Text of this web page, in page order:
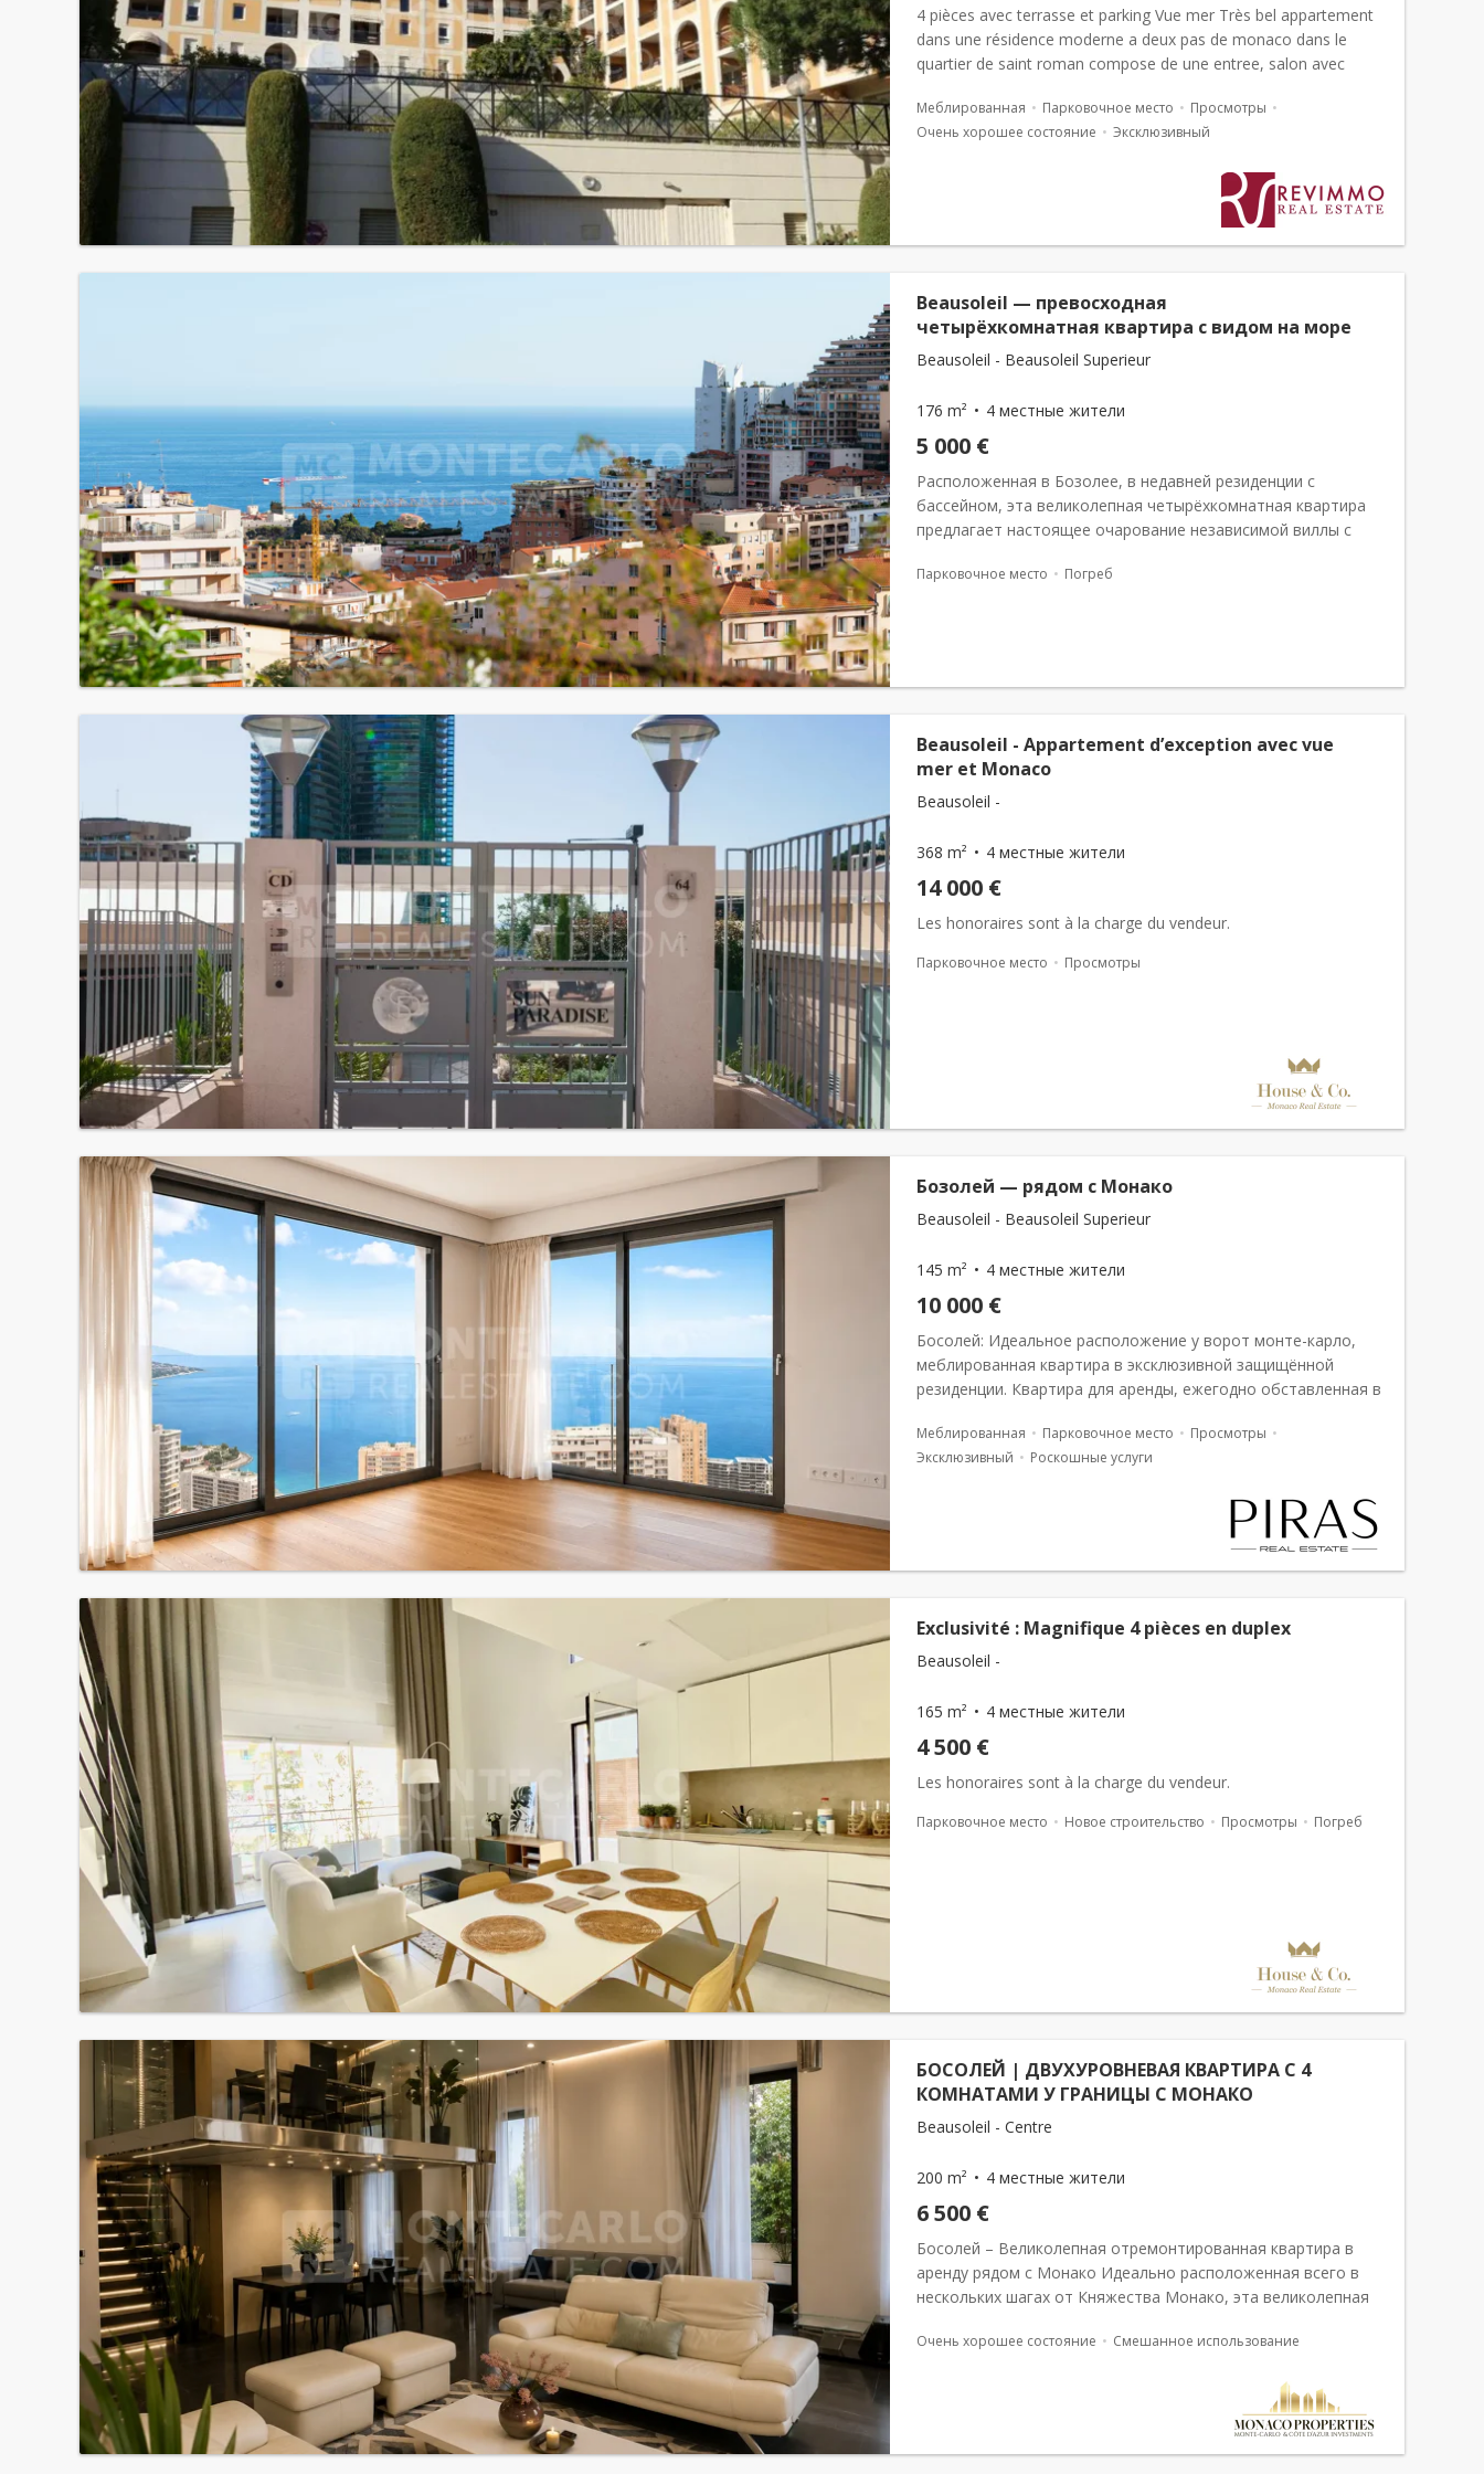
4 pièces avec terrasse et parking Vue mer Très bel appartement
dans une résidence moderne a deux pas de monaco dans le
quartier de saint roman compose de une entree, salon avec
Меблированная Парковочное место
Просмотры
Очень хорошее состояние
Эксклюзивный
Beausoleil — превосходная
четырёхкомнатная квартира с видом на море
Beausoleil - Beausoleil Superieur
176 m² 4 местные жители
5 000 €
Расположенная в Бозолее, в недавней резиденции с
бассейном, эта великолепная четырёхкомнатная квартира
предлагает настоящее очарование независимой виллы с
садом. С жилой площадью 96 м²,...
Парковочное место Погреб
Beausoleil - Appartement d’exception avec vue
mer et Monaco
Beausoleil -
368 m² 4 местные жители
14 000 €
Les honoraires sont à la charge du vendeur.
Парковочное место Просмотры
Бозолей — рядом с Монако
Beausoleil - Beausoleil Superieur
145 m² 4 местные жители
10 000 €
Босолей: Идеальное расположение у ворот монте-карло,
меблированная квартира в эксклюзивной защищённой
резиденции. Квартира для аренды, ежегодно обставленная в
современном доме с приятным видом...
Меблированная Парковочное место
Просмотры
Эксклюзивный
Роскошные услуги
Exclusivité : Magnifique 4 pièces en duplex
Beausoleil -
165 m² 4 местные жители
4 500 €
Les honoraires sont à la charge du vendeur.
Парковочное место Новое строительство Просмотры Погреб
БОСОЛЕЙ | ДВУХУРОВНЕВАЯ КВАРТИРА С 4
КОМНАТАМИ У ГРАНИЦЫ С МОНАКО
Beausoleil - Centre
200 m² 4 местные жители
6 500 €
Босолей – Великолепная отремонтированная квартира в
аренду рядом с Монако Идеально расположенная всего в
нескольких шагах от Княжества Монако, эта великолепная
современную, комфортную и светлую...
Очень хорошее состояние Смешанное использование